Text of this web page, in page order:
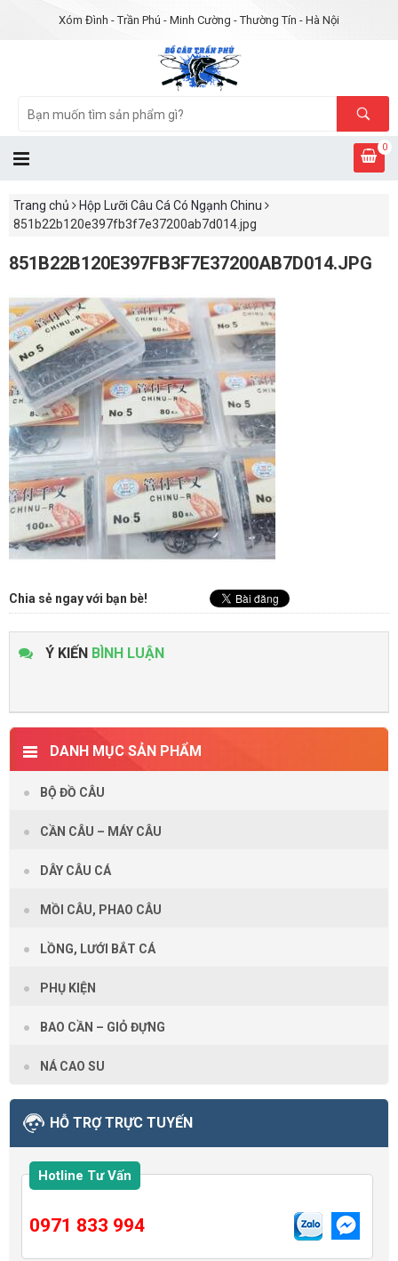
Xóm Đình - Trần Phú - Minh Cường - Thường Tín - Hà Nội
0
Trang chủ
Hộp Lưỡi Câu Cá Có Ngạnh Chinu
851b22b120e397fb3f7e37200ab7d014.jpg
851B22B120E397FB3F7E37200AB7D014.JPG
Chia sẻ ngay với bạn bè!
Ý KIẾN BÌNH LUẬN
DANH MỤC SẢN PHẨM
BỘ ĐỒ CÂU
CẦN CÂU – MÁY CÂU
DÂY CÂU CÁ
MỒI CÂU, PHAO CÂU
LỒNG, LƯỚI BẮT CÁ
PHỤ KIỆN
BAO CẦN – GIỎ ĐỰNG
NÁ CAO SU
HỖ TRỢ TRỰC TUYẾN
Hotline Tư Vấn
0971 833 994